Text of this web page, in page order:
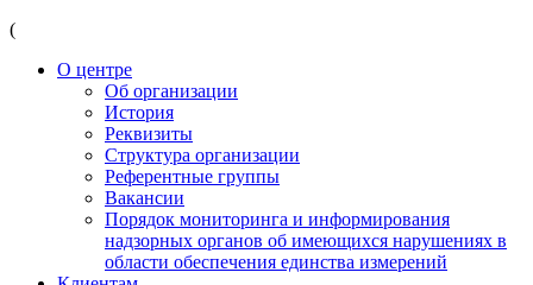
(
О центре
Об организации
История
Реквизиты
Структура организации
Референтные группы
Вакансии
Порядок мониторинга и информирования
надзорных органов об имеющихся нарушениях в
области обеспечения единства измерений